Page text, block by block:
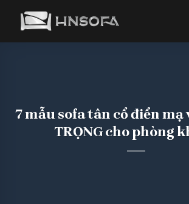
7 mẫu sofa tân cổ điển mạ
TRỌNG cho phòng